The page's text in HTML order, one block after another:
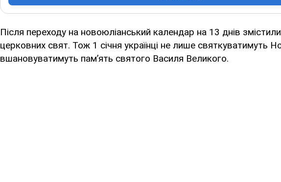
Після переходу на новоюліанський календар на 13 днів
церковних свят. Тож 1 січня українці не лише святкуватимуть
вшановуватимуть пам’ять святого Василя Великого.